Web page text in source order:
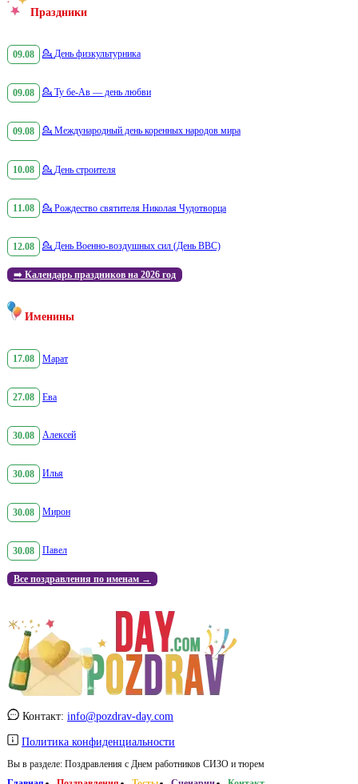
Праздники
09.08 💁 День физкультурника
09.08 💁 Ту бе-Ав — день любви
09.08 💁 Международный день коренных народов мира
10.08 💁 День строителя
11.08 💁 Рождество святителя Николая Чудотворца
12.08 💁 День Военно-воздушных сил (День ВВС)
➡️ Календарь праздников на 2026 год
Именины
17.08 Марат
27.08 Ева
30.08 Алексей
30.08 Илья
30.08 Мирон
30.08 Павел
Все поздравления по именам →
Контакт: info@pozdrav-day.com
Политика конфиденциальности
Вы в разделе: Поздравления с Днем работников СИЗО и тюрем